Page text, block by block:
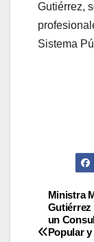
Gutiérrez,
Sistema
Ministra
un
Popular y